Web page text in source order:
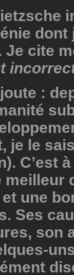
dont
Je cite
:
je le
C’est
meilleur
une
Ses
son